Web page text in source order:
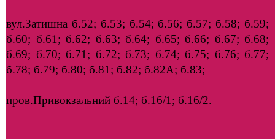
вул.Затишна б.52; б.53; б.54; б.56; б.57; б.58; б.59;
б.60; б.61; б.62; б.63; б.64; б.65; б.66; б.67; б.68;
б.69; б.70; б.71; б.72; б.73; б.74; б.75; б.76; б.77;
б.78; б.79; б.80; б.81; б.82; б.82А; б.83;
пров.Привокзальний б.14; б.16/1; б.16/2.